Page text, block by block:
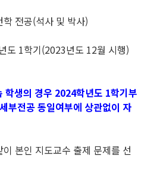
전공(석사 및 박사)
도 1학기(2023년도 12월 시행)
학생의 경우 2024학년도 1학기부
부전공 동일여부에 상관없이 자
본인 지도교수 출제 문제를 선